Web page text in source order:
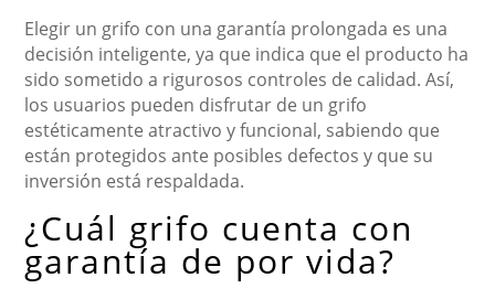
Elegir un grifo con una garantía prolongada es una
decisión inteligente, ya que indica que el producto ha
sido sometido a rigurosos controles de calidad. Así,
los usuarios pueden disfrutar de un grifo
estéticamente atractivo y funcional, sabiendo que
están protegidos ante posibles defectos y que su
inversión está respaldada.
¿Cuál grifo cuenta con
garantía de por vida?